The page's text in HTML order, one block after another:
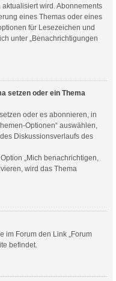
wird. Abonnements
eines Themas oder eines
für Lesezeichen und
unter „Benachrichtigungen
setzen oder ein Thema
oder es abonnieren, in
Optionen“ auswählen,
Diskussionsverlaufs des
„Mich benachrichtigen,
wird das Thema
im Forum den Link „Forum
befindet.